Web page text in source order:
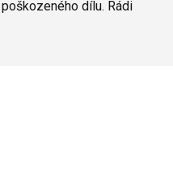
dílu. Rádi